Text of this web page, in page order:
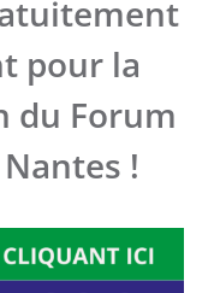
pour la
du Forum
!